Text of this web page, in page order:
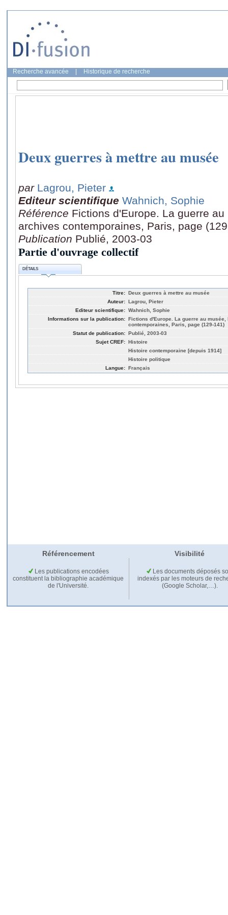
Recherche avancée Historique de recherche
Deux guerres à mettre au musée
par Lagrou, Pieter
Editeur scientifique Wahnich, Sophie
Référence Fictions d'Europe. La guerre
archives contemporaines, Paris, page
Publication Publié, 2003-03
Partie d'ouvrage collectif
DÉTAILS
Titre: Deux guerres à mettre au musée
Auteur: Lagrou, Pieter
Editeur scientifique: Wahnich, Sophie
Informations sur la publication: Fictions d'Europe. La guerre au
contemporaines, Paris, page (129-141)
Statut de publication: Publié, 2003-03
Sujet CREF: Histoire
Histoire contemporaine [depuis 1914]
Histoire politique
Langue: Français
Référencement Visibilité
Les publications encodées
constituent la bibliographie académique
de l'Université.
Les documents déposés
indexés par les moteurs de
(Google Scholar,…).